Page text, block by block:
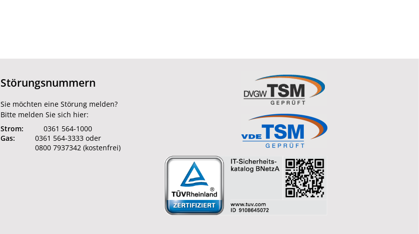
Störungsnummern
Sie möchten eine Störung melden?
Bitte melden Sie sich hier:
Strom:
0361 564-1000
Gas:
0361 564-3333 oder
0800 7937342 (kostenfrei)